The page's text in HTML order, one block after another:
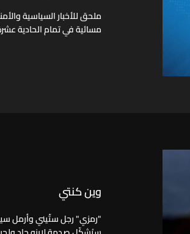
ملحق للأخبار السياسية
مسائية في تمام الحادية
وين كنتي
"رمزي" رجل ستّيني وأرمل